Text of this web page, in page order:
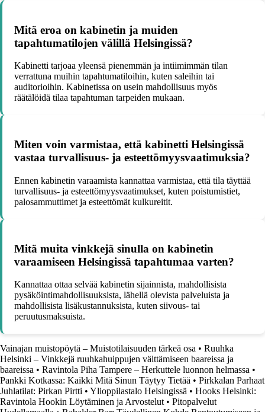
Mitä eroa on kabinetin ja muiden
tapahtumatilojen välillä Helsingissä?
Kabinetti tarjoaa yleensä pienemmän ja intiimimmän tilan
verrattuna muihin tapahtumatiloihin, kuten saleihin tai
auditorioihin. Kabinetissa on usein mahdollisuus myös
räätälöidä tilaa tapahtuman tarpeiden mukaan.
Miten voin varmistaa, että kabinetti Helsingissä
vastaa turvallisuus- ja esteettömyysvaatimuksia?
Ennen kabinetin varaamista kannattaa varmistaa, että tila täyttää
turvallisuus- ja esteettömyysvaatimukset, kuten poistumistiet,
palosammuttimet ja esteettömät kulkureitit.
Mitä muita vinkkejä sinulla on kabinetin
varaamiseen Helsingissä tapahtumaa varten?
Kannattaa ottaa selvää kabinetin sijainnista, mahdollisista
pysäköintimahdollisuuksista, lähellä olevista palveluista ja
mahdollisista lisäkustannuksista, kuten siivous- tai
peruutusmaksuista.
Vainajan muistopöytä – Muistotilaisuuden tärkeä osa • Ruuhka
Helsinki – Vinkkejä ruuhkahuippujen välttämiseen baareissa ja
baareissa • Ravintola Piha Tampere – Herkuttele luonnon helmassa •
Pankki Kotkassa: Kaikki Mitä Sinun Täytyy Tietää • Pirkkalan Parhaat
Juhlatilat: Pirkan Pirtti • Ylioppilastalo Helsingissä • Hooks Helsinki:
Ravintola Hookin Löytäminen ja Arvostelut • Pitopalvelut